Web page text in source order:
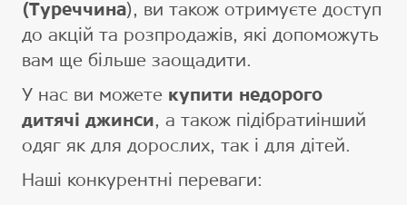
(Туреччина), ви також отримуєте доступ
до акцій та розпродажів, які допоможуть
вам ще більше заощадити.
У нас ви можете купити недорого
дитячі джинси, а також підібратиінший
одяг як для дорослих, так і для дітей.
Наші конкурентні переваги: